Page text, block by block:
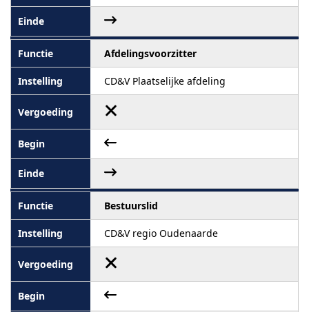
Afdelingsvoorzitter
CD&V Plaatselijke afdeling
Bestuurslid
CD&V regio Oudenaarde